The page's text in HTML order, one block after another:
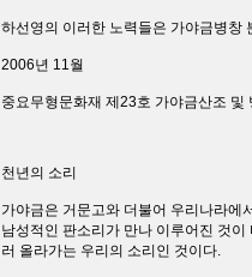
하선영의 이러한 노력들은 가야금병창
2006년 11월
중요무형문화재 제23호 가야금산조 및
천년의 소리
가야금은 거문고와 더불어 우리나라에
남성적인 판소리가 만나 이루어진 것
러 올라가는 우리의 소리인 것이다.